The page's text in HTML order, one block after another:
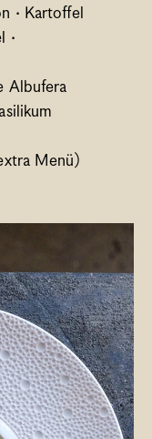
· Kartoffel
·
Albufera
Menü)